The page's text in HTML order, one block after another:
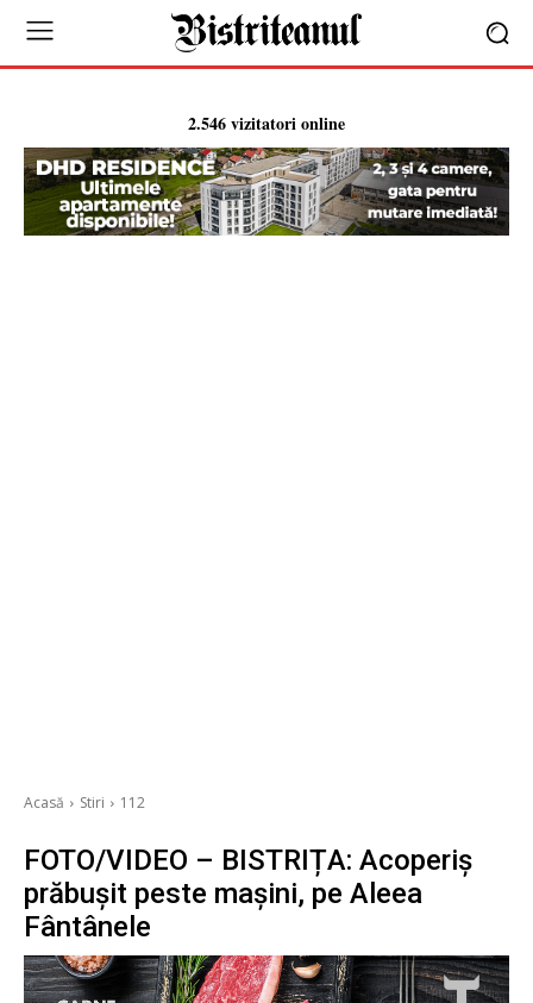
2.546 vizitatori online
Acasă Stiri 112
FOTO/VIDEO – BISTRIȚA: Acoperiș
prăbușit peste mașini, pe Aleea
Fântânele